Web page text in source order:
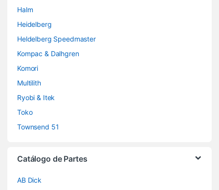
Halm
Heidelberg
Heldelberg Speedmaster
Kompac & Dalhgren
Komori
Multilith
Ryobi & Itek
Toko
Townsend 51
Catálogo de Partes
AB Dick